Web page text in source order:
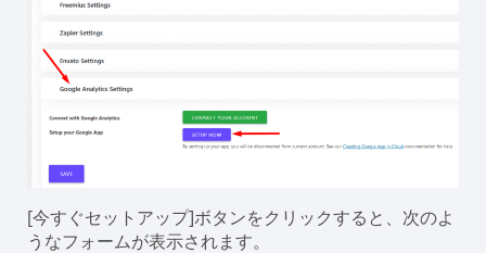
[今すぐセットアップ]ボタンをクリックすると、次のよ
うなフォームが表示されます。